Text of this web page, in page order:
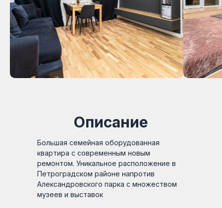
Описание
Большая семейная оборудованная
квартира с современным новым
ремонтом. Уникальное расположение в
Петроградском районе напротив
Александровского парка с множеством
музеев и выставок